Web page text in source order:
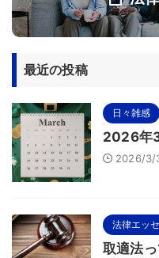
最近の投稿
日々雑感
2026年
2026/3/
法律エッ
取適法